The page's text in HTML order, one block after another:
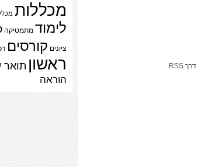
דרך RSS.
מכללות
לימוד מתמטיקה
ציונים קורסים
ראשון תואר
הוראה